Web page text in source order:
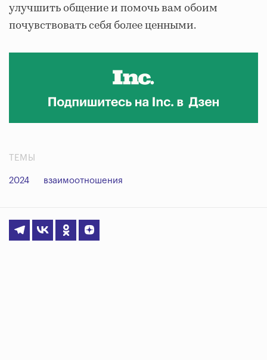
улучшить общение и помочь вам обоим
почувствовать себя более ценными.
ТЕМЫ
2024 взаимоотношения